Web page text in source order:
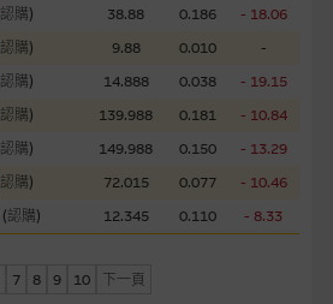
認購) 38.88 0.186
- 18.06
認購) 9.88 0.010
-
認購) 14.888 0.038
- 19.15
認購) 139.988 0.181
- 10.84
認購) 149.988 0.150
- 13.29
認購) 72.015 0.077
- 10.46
(認購) 12.345 0.110 - 8.33
7 8 9 10
下一頁
概不負責經由本網站使用或下載任何軟
而出現電腦病毒或任何其他後果所導致
市文件
股證及/或牛熊證而言，認股證及/或牛
行商的財務與其他資料已載列於基本上